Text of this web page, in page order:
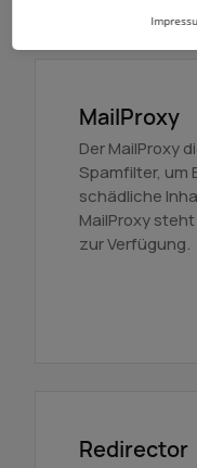
MailProxy
Der MailProxy
Spamfilter, um
schädliche
MailProxy
zur Verfügung.
Redirector